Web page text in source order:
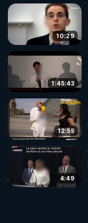
10:29
1:45:43
12:55
4:49